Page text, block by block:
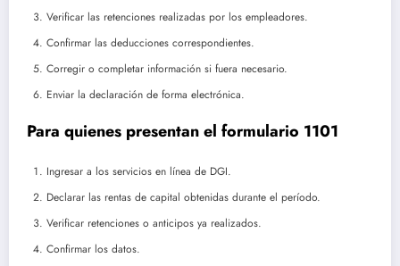
Verificar las retenciones realizadas por los empleadores.
Confirmar las deducciones correspondientes.
Corregir o completar información si fuera necesario.
Enviar la declaración de forma electrónica.
Para quienes presentan el formulario 1101
Ingresar a los servicios en línea de DGI.
Declarar las rentas de capital obtenidas durante el período.
Verificar retenciones o anticipos ya realizados.
Confirmar los datos.